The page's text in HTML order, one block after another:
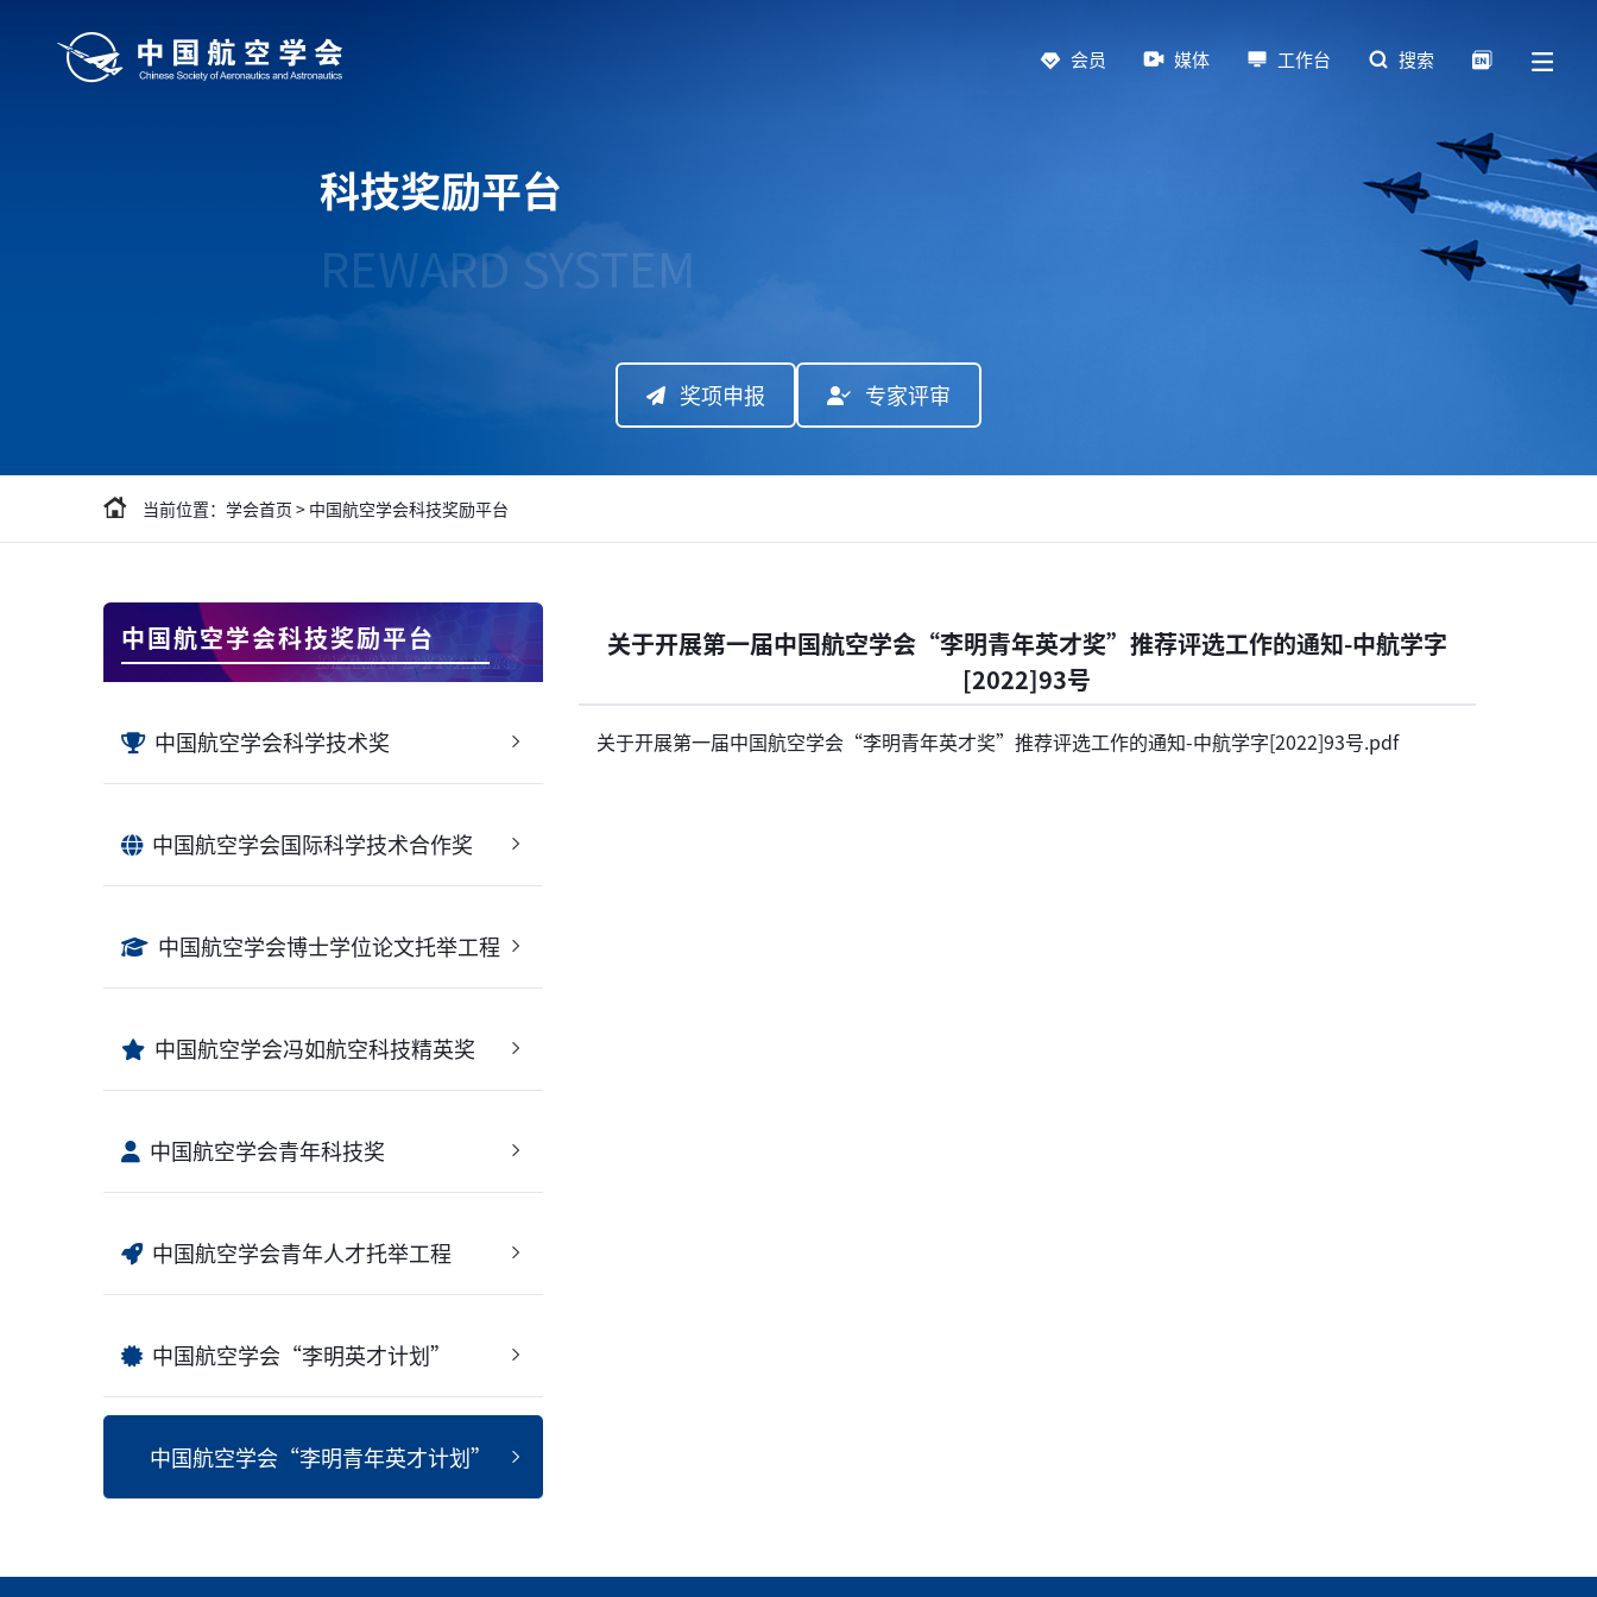
会员 媒体 工作台 搜索
科技奖励平台
REWARD SYSTEM
奖项申报 专家评审
当前位置： 学会首页 > 中国航空学会科技奖励平台
中国航空学会科技奖励平台
中国航空学会科学技术奖
中国航空学会国际科学技术合作奖
中国航空学会博士学位论文托举工程
中国航空学会冯如航空科技精英奖
中国航空学会青年科技奖
中国航空学会青年人才托举工程
中国航空学会“李明英才计划”
中国航空学会“李明青年英才计划”
关于开展第一届中国航空学会“李明青年英才奖”推荐评选工作的通知-中航学字
[2022]93号
关于开展第一届中国航空学会“李明青年英才奖”推荐评选工作的通知-中航学字[2022]93号.pdf